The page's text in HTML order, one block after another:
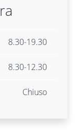
8.30-19.30
8.30-12.30
Chiuso